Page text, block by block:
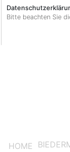
HOME
Bitte beachten Sie